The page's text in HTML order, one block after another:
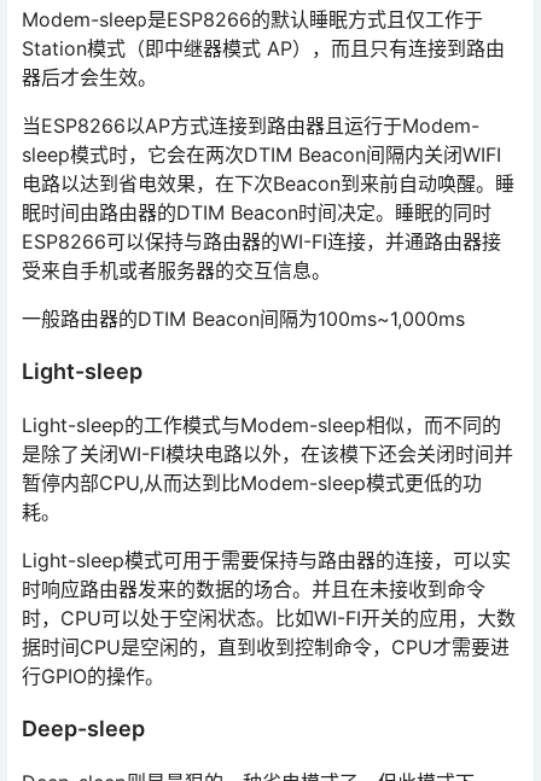
Modem-sleep是ESP8266的默认睡眠方式且仅工作于
Station模式（即中继器模式 AP），而且只有连接到路由
器后才会生效。
当ESP8266以AP方式连接到路由器且运行于Modem-
sleep模式时，它会在两次DTIM Beacon间隔内关闭WIFI
电路以达到省电效果，在下次Beacon到来前自动唤醒。睡
眠时间由路由器的DTIM Beacon时间决定。睡眠的同时
ESP8266可以保持与路由器的WI-FI连接，并通路由器接
受来自手机或者服务器的交互信息。
一般路由器的DTIM Beacon间隔为100ms~1,000ms
Light-sleep
Light-sleep的工作模式与Modem-sleep相似，而不同的
是除了关闭WI-FI模块电路以外，在该模下还会关闭时间并
暂停内部CPU,从而达到比Modem-sleep模式更低的功
耗。
Light-sleep模式可用于需要保持与路由器的连接，可以实
时响应路由器发来的数据的场合。并且在未接收到命令
时，CPU可以处于空闲状态。比如WI-FI开关的应用，大数
据时间CPU是空闲的，直到收到控制命令，CPU才需要进
行GPIO的操作。
Deep-sleep